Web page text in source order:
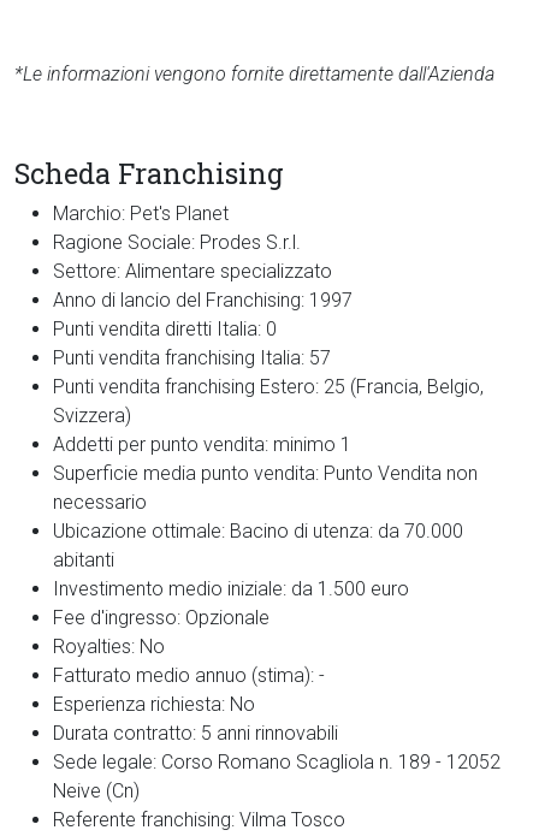
*Le informazioni vengono fornite direttamente dall'Azienda
Scheda Franchising
Marchio: Pet's Planet
Ragione Sociale: Prodes S.r.l.
Settore: Alimentare specializzato
Anno di lancio del Franchising: 1997
Punti vendita diretti Italia: 0
Punti vendita franchising Italia: 57
Punti vendita franchising Estero: 25 (Francia, Belgio,
Svizzera)
Addetti per punto vendita: minimo 1
Superficie media punto vendita: Punto Vendita non
necessario
Ubicazione ottimale: Bacino di utenza: da 70.000
abitanti
Investimento medio iniziale: da 1.500 euro
Fee d'ingresso: Opzionale
Royalties: No
Fatturato medio annuo (stima): -
Esperienza richiesta: No
Durata contratto: 5 anni rinnovabili
Sede legale: Corso Romano Scagliola n. 189 - 12052
Neive (Cn)
Referente franchising: Vilma Tosco